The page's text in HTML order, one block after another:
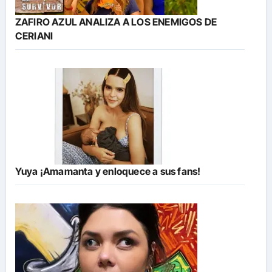
ZAFIRO AZUL ANALIZA A LOS ENEMIGOS DE
CERIANI
Yuya ¡Amamanta y enloquece a sus fans!